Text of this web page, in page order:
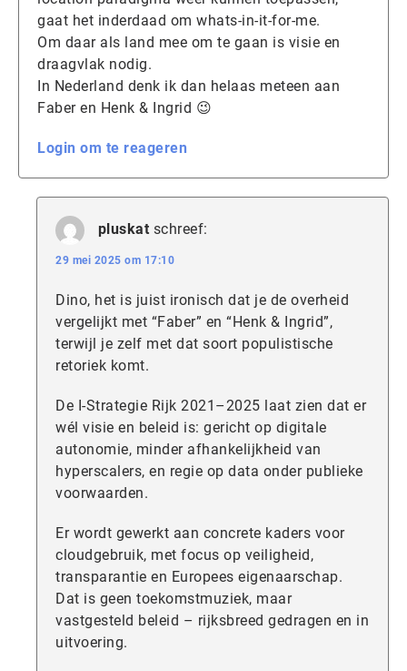
gaat het inderdaad om whats-in-it-for-me.
Om daar als land mee om te gaan is visie en
draagvlak nodig.
In Nederland denk ik dan helaas meteen aan
Faber en Henk & Ingrid 😉
Login om te reageren
pluskat schreef:
29 mei 2025 om 17:10
Dino, het is juist ironisch dat je de overheid
vergelijkt met “Faber” en “Henk & Ingrid”,
terwijl je zelf met dat soort populistische
retoriek komt.
De I-Strategie Rijk 2021–2025 laat zien dat er
wél visie en beleid is: gericht op digitale
autonomie, minder afhankelijkheid van
hyperscalers, en regie op data onder publieke
voorwaarden.
Er wordt gewerkt aan concrete kaders voor
cloudgebruik, met focus op veiligheid,
transparantie en Europees eigenaarschap.
Dat is geen toekomstmuziek, maar
vastgesteld beleid – rijksbreed gedragen en in
uitvoering.